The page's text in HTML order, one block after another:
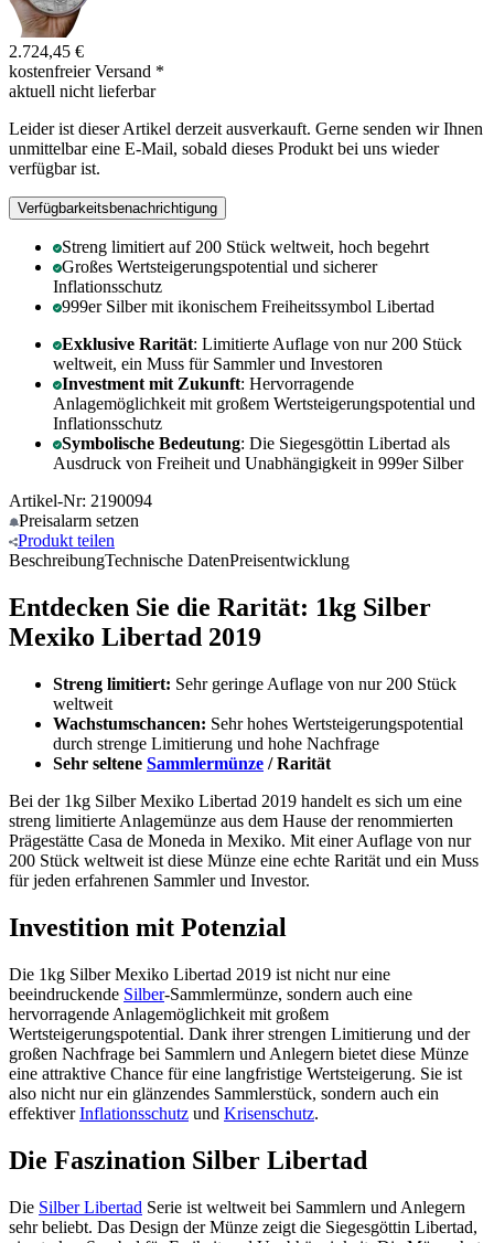
2.724,45 €
kostenfreier Versand *
aktuell nicht lieferbar
Leider ist dieser Artikel derzeit ausverkauft. Gerne senden wir Ihnen
unmittelbar eine E-Mail, sobald dieses Produkt bei uns wieder
verfügbar ist.
Verfügbarkeitsbenachrichtigung
Streng limitiert auf 200 Stück weltweit, hoch begehrt
Großes Wertsteigerungspotential und sicherer
Inflationsschutz
999er Silber mit ikonischem Freiheitssymbol Libertad
Exklusive Rarität: Limitierte Auflage von nur 200 Stück
weltweit, ein Muss für Sammler und Investoren
Investment mit Zukunft: Hervorragende
Anlagemöglichkeit mit großem Wertsteigerungspotential und
Inflationsschutz
Symbolische Bedeutung: Die Siegesgöttin Libertad als
Ausdruck von Freiheit und Unabhängigkeit in 999er Silber
Artikel-Nr: 2190094
Preisalarm setzen
Produkt teilen
BeschreibungTechnische DatenPreisentwicklung
Entdecken Sie die Rarität: 1kg Silber
Mexiko Libertad 2019
Streng limitiert: Sehr geringe Auflage von nur 200 Stück
weltweit
Wachstumschancen: Sehr hohes Wertsteigerungspotential
durch strenge Limitierung und hohe Nachfrage
Sehr seltene Sammlermünze / Rarität
Bei der 1kg Silber Mexiko Libertad 2019 handelt es sich um eine
streng limitierte Anlagemünze aus dem Hause der renommierten
Prägestätte Casa de Moneda in Mexiko. Mit einer Auflage von nur
200 Stück weltweit ist diese Münze eine echte Rarität und ein Muss
für jeden erfahrenen Sammler und Investor.
Investition mit Potenzial
Die 1kg Silber Mexiko Libertad 2019 ist nicht nur eine
beeindruckende Silber-Sammlermünze, sondern auch eine
hervorragende Anlagemöglichkeit mit großem
Wertsteigerungspotential. Dank ihrer strengen Limitierung und der
großen Nachfrage bei Sammlern und Anlegern bietet diese Münze
eine attraktive Chance für eine langfristige Wertsteigerung. Sie ist
also nicht nur ein glänzendes Sammlerstück, sondern auch ein
effektiverInflationsschutz und Krisenschutz.
Die Faszination Silber Libertad
Die Silber Libertad Serie ist weltweit bei Sammlern und Anlegern
sehr beliebt. Das Design der Münze zeigt die Siegesgöttin Libertad,